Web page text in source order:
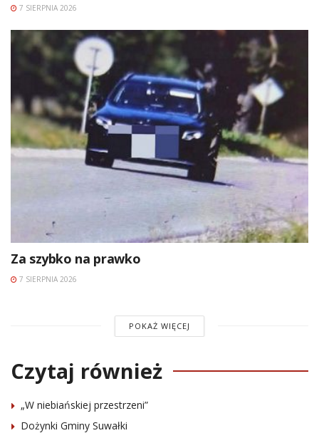
7 SIERPNIA 2026
Za szybko na prawko
7 SIERPNIA 2026
POKAŻ WIĘCEJ
Czytaj również
„W niebiańskiej przestrzeni”
Dożynki Gminy Suwałki